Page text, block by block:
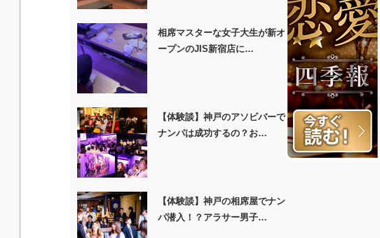
相席マスターな女子大生が新オ
ープンのJIS新宿店に…
【体験談】神戸のアソビバーで
ナンパは成功するの？お…
【体験談】神戸の相席屋でナン
パ潜入！？アラサー男子…